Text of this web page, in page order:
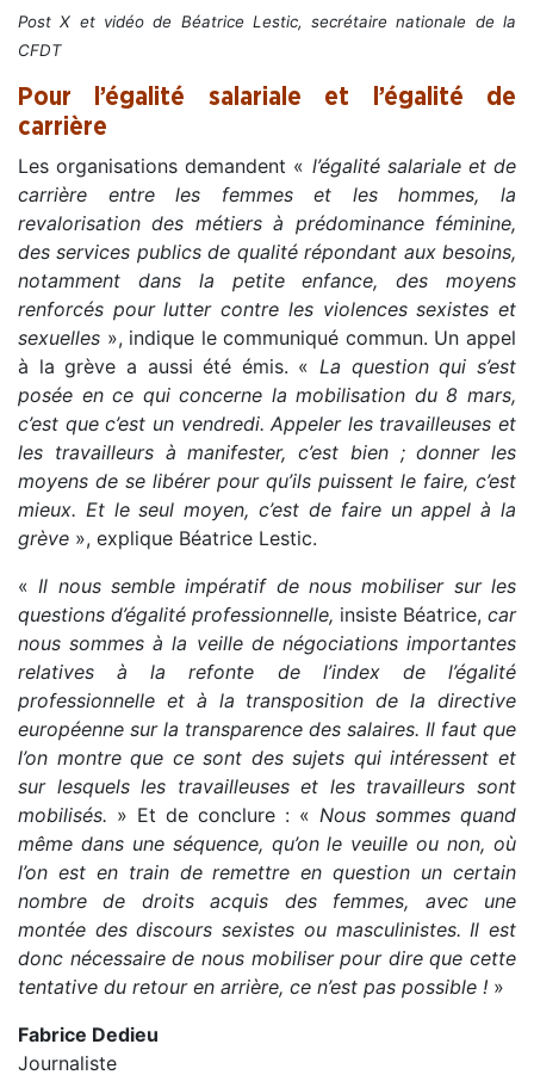
Post X et vidéo de Béatrice Lestic, secrétaire nationale de la
CFDT
Pour l’égalité salariale et l’égalité de
carrière
Les organisations demandent « l’égalité salariale et de
carrière entre les femmes et les hommes, la
revalorisation des métiers à prédominance féminine,
des services publics de qualité répondant aux besoins,
notamment dans la petite enfance, des moyens
renforcés pour lutter contre les violences sexistes et
sexuelles », indique le communiqué commun. Un appel
à la grève a aussi été émis. « La question qui s’est
posée en ce qui concerne la mobilisation du 8 mars,
c’est que c’est un vendredi. Appeler les travailleuses et
les travailleurs à manifester, c’est bien ; donner les
moyens de se libérer pour qu’ils puissent le faire, c’est
mieux. Et le seul moyen, c’est de faire un appel à la
grève », explique Béatrice Lestic.
« Il nous semble impératif de nous mobiliser sur les
questions d’égalité professionnelle, insiste Béatrice, car
nous sommes à la veille de négociations importantes
relatives à la refonte de l’index de l’égalité
professionnelle et à la transposition de la directive
européenne sur la transparence des salaires. Il faut que
l’on montre que ce sont des sujets qui intéressent et
sur lesquels les travailleuses et les travailleurs sont
mobilisés. » Et de conclure : « Nous sommes quand
même dans une séquence, qu’on le veuille ou non, où
l’on est en train de remettre en question un certain
nombre de droits acquis des femmes, avec une
montée des discours sexistes ou masculinistes. Il est
donc nécessaire de nous mobiliser pour dire que cette
tentative du retour en arrière, ce n’est pas possible ! »
Fabrice Dedieu
Journaliste